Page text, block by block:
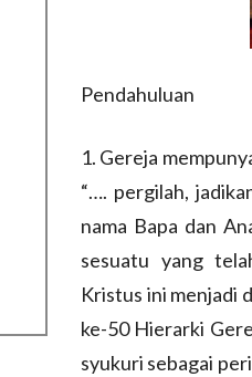
Pendahuluan
1. Gereja
“…. pergilah,
nama Bapa dan
sesuatu yang
Kristus ini menjadi
ke-50 Hierarki
syukuri sebagai